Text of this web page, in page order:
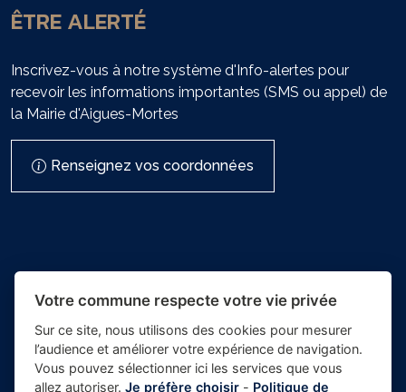
ÊTRE ALERTÉ
Inscrivez-vous à notre système d'Info-alertes pour
recevoir les informations importantes (SMS ou appel) de
la Mairie d'Aigues-Mortes
Renseignez vos coordonnées
Place du village la solution web
- Mairie
d'Aigues-
Votre commune respecte votre vie privée
Sur ce site, nous utilisons des cookies pour mesurer
l’audience et améliorer votre expérience de navigation.
Vous pouvez sélectionner ici les services que vous
allez autoriser.Je préfère choisir - Politique de